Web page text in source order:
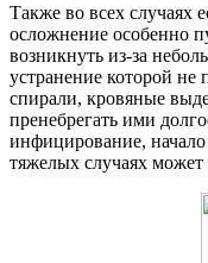
Также во всех случаях
осложнение особенно
возникнуть из-за
устранение которой
спирали, кровяные
пренебрегать ими
инфицирование,
тяжелых случаях может